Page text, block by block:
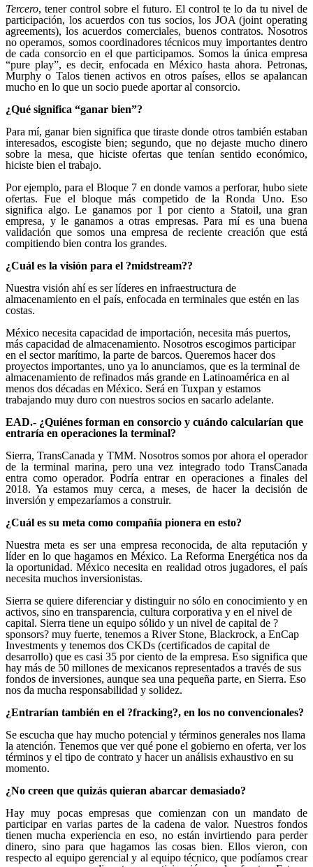
Tercero, tener control sobre el futuro. El control te lo da tu nivel de
participación, los acuerdos con tus socios, los JOA (joint operating
agreements), los acuerdos comerciales, buenos contratos. Nosotros
no operamos, somos coordinadores técnicos muy importantes dentro
de cada consorcio en el que participamos. Somos la única empresa
“pure play”, es decir, enfocada en México hasta ahora. Petronas,
Murphy o Talos tienen activos en otros países, ellos se apalancan
mucho en lo que un socio puede aportar al consorcio.
¿Qué significa “ganar bien”?
Para mí, ganar bien significa que tiraste donde otros también estaban
interesados, escogiste bien; segundo, que no dejaste mucho dinero
sobre la mesa, que hiciste ofertas que tenían sentido económico,
hiciste bien el trabajo.
Por ejemplo, para el Bloque 7 en donde vamos a perforar, hubo siete
ofertas. Fue el bloque más competido de la Ronda Uno. Eso
significa algo. Le ganamos por 1 por ciento a Statoil, una gran
empresa, y le ganamos a otras empresas. Para mí es una buena
validación que somos una empresa de reciente creación que está
compitiendo bien contra los grandes.
¿Cuál es la visión para el ?midstream??
Nuestra visión ahí es ser líderes en infraestructura de
almacenamiento en el país, enfocada en terminales que estén en las
costas.
México necesita capacidad de importación, necesita más puertos,
más capacidad de almacenamiento. Nosotros escogimos participar
en el sector marítimo, la parte de barcos. Queremos hacer dos
proyectos importantes, uno ya lo anunciamos, que es la terminal de
almacenamiento de refinados más grande en Latinoamérica en al
menos dos décadas en México. Será en Tuxpan y estamos
trabajando muy duro con nuestros socios en sacarlo adelante.
EAD.- ¿Quiénes forman en consorcio y cuándo calcularían que
entraría en operaciones la terminal?
Sierra, TransCanada y TMM. Nosotros somos por ahora el operador
de la terminal marina, pero una vez integrado todo TransCanada
entra como operador. Podría entrar en operaciones a finales del
2018. Ya estamos muy cerca, a meses, de hacer la decisión de
inversión y empezaríamos a construir.
¿Cuál es su meta como compañía pionera en esto?
Nuestra meta es ser una empresa reconocida, de alta reputación y
líder en lo que hagamos en México. La Reforma Energética nos da
la oportunidad. México necesita en realidad otros jugadores, el país
necesita muchos inversionistas.
Sierra se quiere diferenciar y distinguir no sólo en conocimiento y en
activos, sino en transparencia, cultura corporativa y en el nivel de
capital. Sierra tiene un equipo sólido y un nivel de capital de ?
sponsors? muy fuerte, tenemos a River Stone, Blackrock, a EnCap
Investments y tenemos dos CKDs (certificados de capital de
desarrollo) que es casi 35 por ciento de la empresa. Eso significa que
hay más de 50 millones de mexicanos representados a través de sus
fondos de inversiones, aunque sea una pequeña parte, en Sierra. Eso
nos da mucha responsabilidad y solidez.
¿Entrarían también en el ?fracking?, en los no convencionales?
Se escucha que hay mucho potencial y términos generales nos llama
la atención. Tenemos que ver qué pone el gobierno en oferta, ver los
términos y el tipo de contrato y hacer un análisis exhaustivo en su
momento.
¿No creen que quizás quieran abarcar demasiado?
Hay muy pocas empresas que comienzan con un mandato de
participar en varias partes de la cadena de valor. Nuestros fondos
tienen mucha experiencia en eso, no están invirtiendo para perder
dinero, sino para que hagamos las cosas bien. Ellos vieron, con
respecto al equipo gerencial y al equipo técnico, que podíamos crear